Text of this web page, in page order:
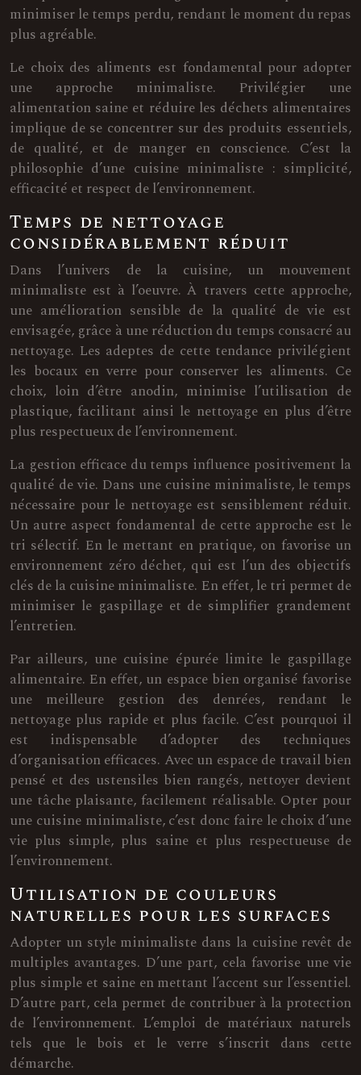
minimiser le temps perdu, rendant le moment du repas
plus agréable.
Le choix des aliments est fondamental pour adopter
une approche minimaliste. Privilégier une
alimentation saine et réduire les déchets alimentaires
implique de se concentrer sur des produits essentiels,
de qualité, et de manger en conscience. C’est la
philosophie d’une cuisine minimaliste : simplicité,
efficacité et respect de l’environnement.
Temps de nettoyage
considérablement réduit
Dans l’univers de la cuisine, un mouvement
minimaliste est à l’oeuvre. À travers cette approche,
une amélioration sensible de la qualité de vie est
envisagée, grâce à une réduction du temps consacré au
nettoyage. Les adeptes de cette tendance privilégient
les bocaux en verre pour conserver les aliments. Ce
choix, loin d’être anodin, minimise l’utilisation de
plastique, facilitant ainsi le nettoyage en plus d’être
plus respectueux de l’environnement.
La gestion efficace du temps influence positivement la
qualité de vie. Dans une cuisine minimaliste, le temps
nécessaire pour le nettoyage est sensiblement réduit.
Un autre aspect fondamental de cette approche est le
tri sélectif. En le mettant en pratique, on favorise un
environnement zéro déchet, qui est l’un des objectifs
clés de la cuisine minimaliste. En effet, le tri permet de
minimiser le gaspillage et de simplifier grandement
l’entretien.
Par ailleurs, une cuisine épurée limite le gaspillage
alimentaire. En effet, un espace bien organisé favorise
une meilleure gestion des denrées, rendant le
nettoyage plus rapide et plus facile. C’est pourquoi il
est indispensable d’adopter des techniques
d’organisation efficaces. Avec un espace de travail bien
pensé et des ustensiles bien rangés, nettoyer devient
une tâche plaisante, facilement réalisable. Opter pour
une cuisine minimaliste, c’est donc faire le choix d’une
vie plus simple, plus saine et plus respectueuse de
l’environnement.
Utilisation de couleurs
naturelles pour les surfaces
Adopter un style minimaliste dans la cuisine revêt de
multiples avantages. D’une part, cela favorise une vie
plus simple et saine en mettant l’accent sur l’essentiel.
D’autre part, cela permet de contribuer à la protection
de l’environnement. L’emploi de matériaux naturels
tels que le bois et le verre s’inscrit dans cette
démarche.